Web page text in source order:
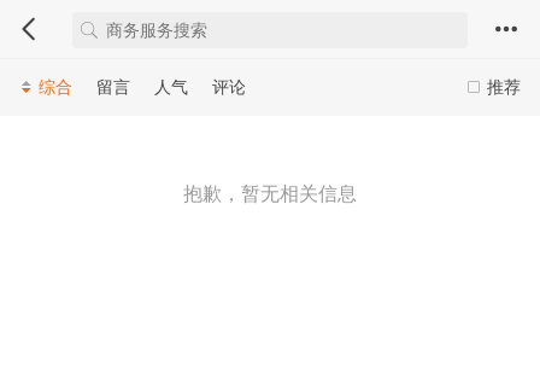
推荐
综合 留言 人气 评论
抱歉，暂无相关信息